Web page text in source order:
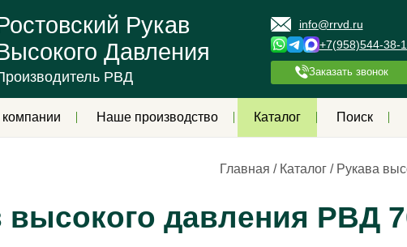
Рукав
Давления
РВД
info@rrvd.ru
+7(958)544-38-
Заказать звонок
Наше производство Каталог Поиск
Главная / Каталог / Рукава
высокого давления РВД